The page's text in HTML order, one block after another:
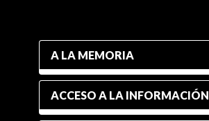
A LA MEMORIA
ACCESO A LA INFORMACIÓN